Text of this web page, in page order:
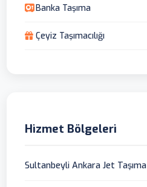
Banka Taşıma
Çeyiz Taşımacılığı
Hizmet Bölgeleri
Sultanbeyli Ankara Jet Taşıma